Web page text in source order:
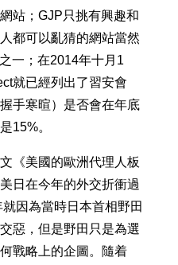
站；GJP只挑有興趣和
都可以亂猜的網站當然
一；在2014年十月1
就已經列出了習安會
手寒暄）是否會在年底
15%。
《美國的歐洲代理人板
日在今年的外交折衝過
因為當時日本首相野田
惡，但是野田只是為選
戰略上的企圖。隨着